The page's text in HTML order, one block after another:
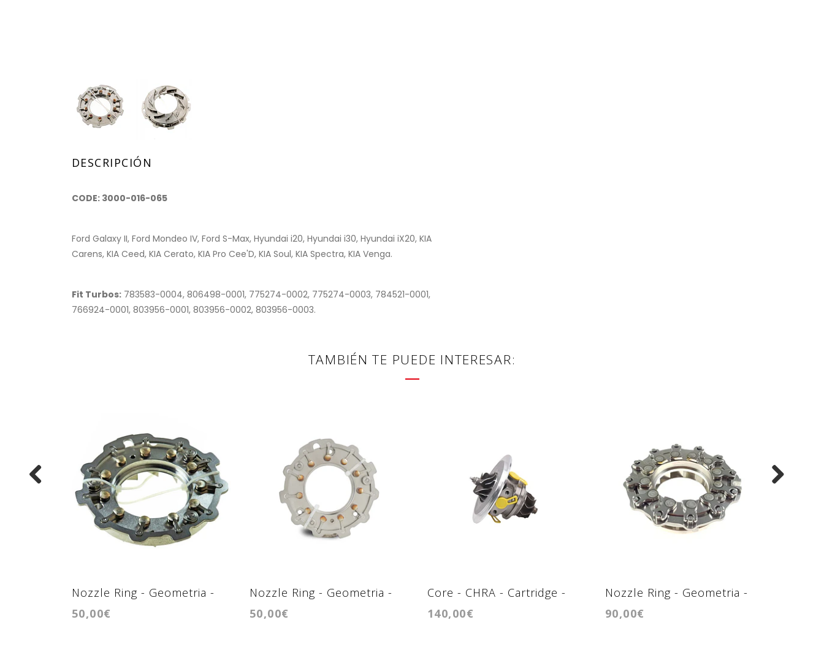
DESCRIPCIÓN
CODE: 3000-016-065
Ford Galaxy II, Ford Mondeo IV, Ford S-Max, Hyundai i20, Hyundai i30, Hyundai iX20, KIA
Carens, KIA Ceed, KIA Cerato, KIA Pro Cee'D, KIA Soul, KIA Spectra, KIA Venga.
Fit Turbos: 783583-0004, 806498-0001, 775274-0002, 775274-0003, 784521-0001,
766924-0001, 803956-0001, 803956-0002, 803956-0003.
TAMBIÉN TE PUEDE INTERESAR:
Nozzle Ring - Geometria -
GTB1649V / GTB1746V
50,00€
Nozzle Ring - Geometria -
GT1544V
50,00€
Core - CHRA - Cartridge -
GT1752S
140,00€
Nozzle Ring - Geometria -
RHF3V
90,00€